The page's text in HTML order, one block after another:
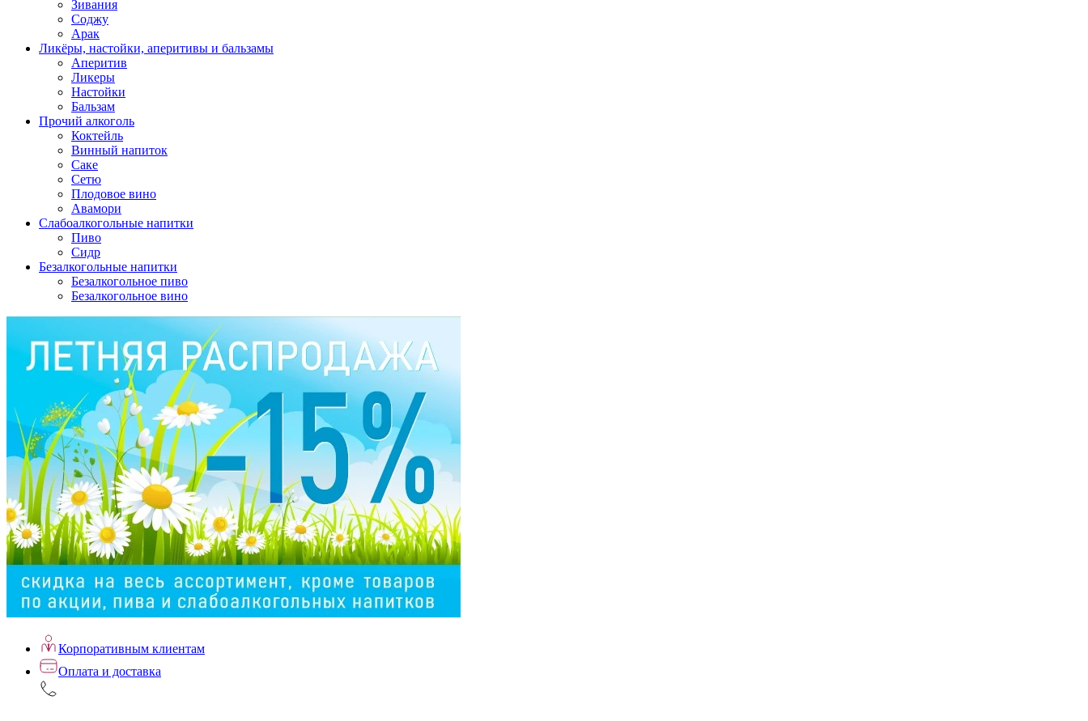
Зивания
Соджу
Арак
Ликёры, настойки, аперитивы и бальзамы
Аперитив
Ликеры
Настойки
Бальзам
Прочий алкоголь
Коктейль
Винный напиток
Саке
Сетю
Плодовое вино
Авамори
Слабоалкогольные напитки
Пиво
Сидр
Безалкогольные напитки
Безалкогольное пиво
Безалкогольное вино
Корпоративным клиентам
Оплата и доставка